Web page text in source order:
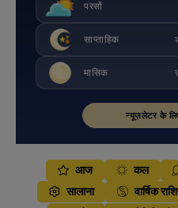
परसों
साप्ताहिक
मासिक
न्यूज़लेटर के
आज कल
सालाना
वार्षिक